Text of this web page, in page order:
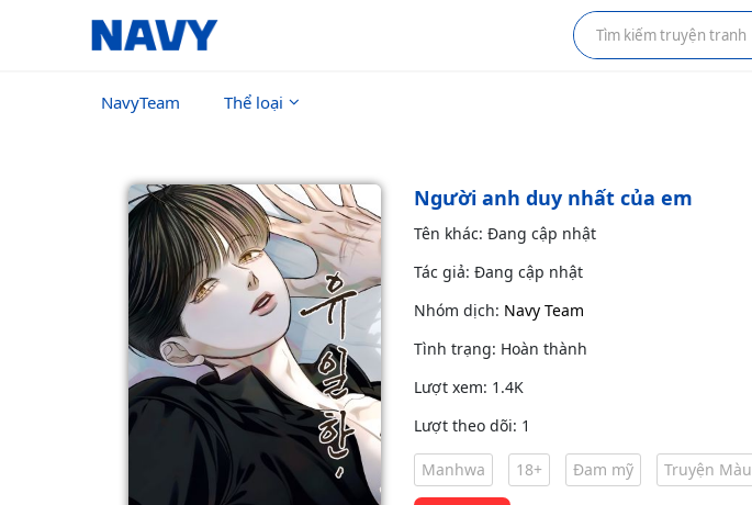
NavyTeam Thể loại
Người anh duy nhất của em
Tên khác: Đang cập nhật
Tác giả: Đang cập nhật
Nhóm dịch: Navy Team
Tình trạng: Hoàn thành
Lượt xem: 1.4K
Lượt theo dõi: 1
Manhwa 18+ Đam mỹ Truyện Màu